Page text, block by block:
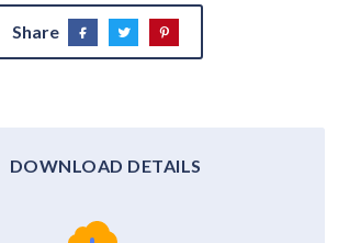
Share
DOWNLOAD DETAILS